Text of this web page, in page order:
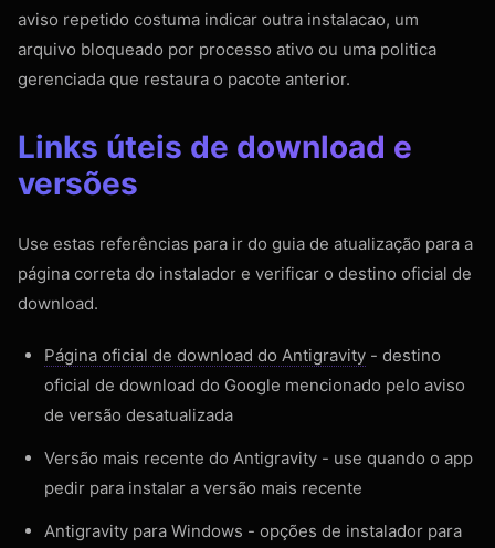
aviso repetido costuma indicar outra instalacao, um
arquivo bloqueado por processo ativo ou uma politica
gerenciada que restaura o pacote anterior.
Links úteis de download e
versões
Use estas referências para ir do guia de atualização para a
página correta do instalador e verificar o destino oficial de
download.
Página oficial de download do Antigravity - destino
oficial de download do Google mencionado pelo aviso
de versão desatualizada
Versão mais recente do Antigravity - use quando o app
pedir para instalar a versão mais recente
Antigravity para Windows - opções de instalador para